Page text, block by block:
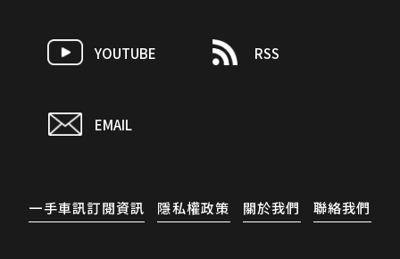
YOUTUBE RSS
EMAIL
一手車訊訂閱資訊 隱私權政策 關於我們 聯絡我們